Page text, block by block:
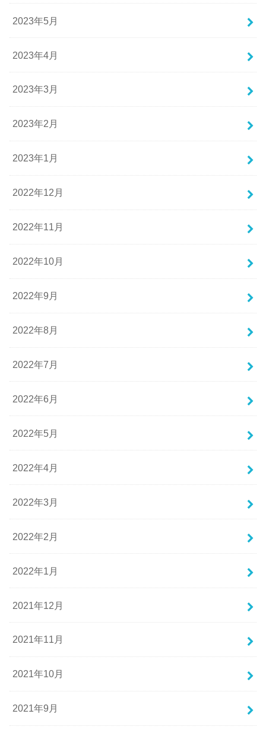
2023年5月
2023年4月
2023年3月
2023年2月
2023年1月
2022年12月
2022年11月
2022年10月
2022年9月
2022年8月
2022年7月
2022年6月
2022年5月
2022年4月
2022年3月
2022年2月
2022年1月
2021年12月
2021年11月
2021年10月
2021年9月